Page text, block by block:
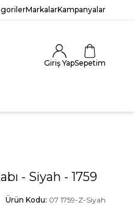
MarkalarKampanyalar
Giriş YapSepetim
- Siyah - 1759
Ürün Kodu: 07 1759-Z-Siyah